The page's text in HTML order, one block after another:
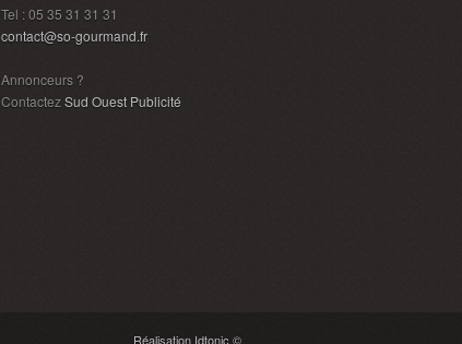
Tel : 05 35 31 31 31
contact@so-gourmand.fr
Annonceurs ?
ContactezSud Ouest Publicité
Réalisation Idtonic ©